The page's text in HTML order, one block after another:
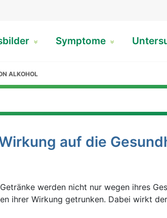
Symptome
ALKOHOL
auf die
werden nicht nur wegen ihres
ihrer Wirkung getrunken. Dabei wirkt